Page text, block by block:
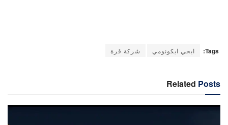
Tags: ايجي ايكونومي شركة قرة
Related Posts